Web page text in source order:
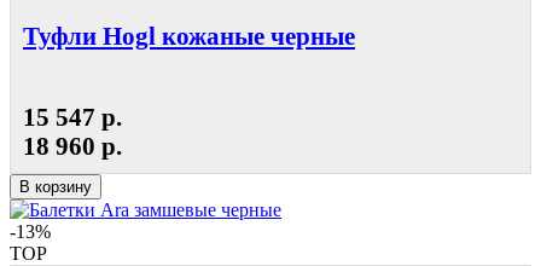
Туфли Hogl кожаные черные
15 547 р.
18 960 р.
В корзину
-13%
TOP